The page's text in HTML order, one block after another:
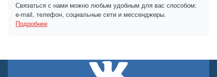
Связаться с нами можно любым удобным для вас способом:
e-mail, телефон, социальные сети и мессенджеры.
Подробнее